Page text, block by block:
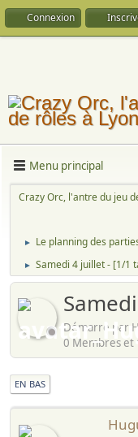
Connexion
Menu principal
Crazy Orc, l'antre du jeu
► Le planning des
► Samedi 4 juillet - [1/1
Démarré par
0 Membres et
EN BAS